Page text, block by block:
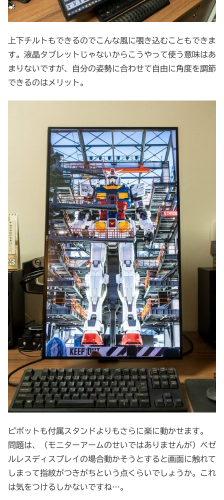
上下チルトもできるのでこんな風に覗き込むこともできま
す。液晶タブレットじゃないからこうやって使う意味はあ
まりないですが、自分の姿勢に合わせて自由に角度を調節
できるのはメリット。
ピボットも付属スタンドよりもさらに楽に動かせます。
問題は、（モニターアームのせいではありませんが）ベゼ
ルレスディスプレイの場合動かそうとすると画面に触れて
しまって指紋がつきがちという点くらいでしょうか。これ
は気をつけるしかないですね…。